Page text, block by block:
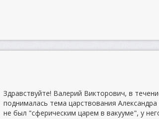
Здравствуйте! Валерий Викторович, в
поднималась тема царствования
не был "сферическим царем в вакууме", у